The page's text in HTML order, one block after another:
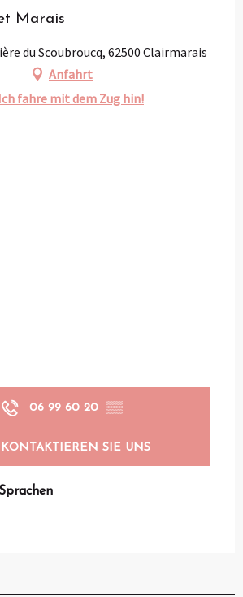
Marais
du Scoubroucq, 62500 Clairmarais
Anfahrt
fahre mit dem Zug hin!
06 99 60 20 ▒▒
KONTAKTIEREN SIE UNS